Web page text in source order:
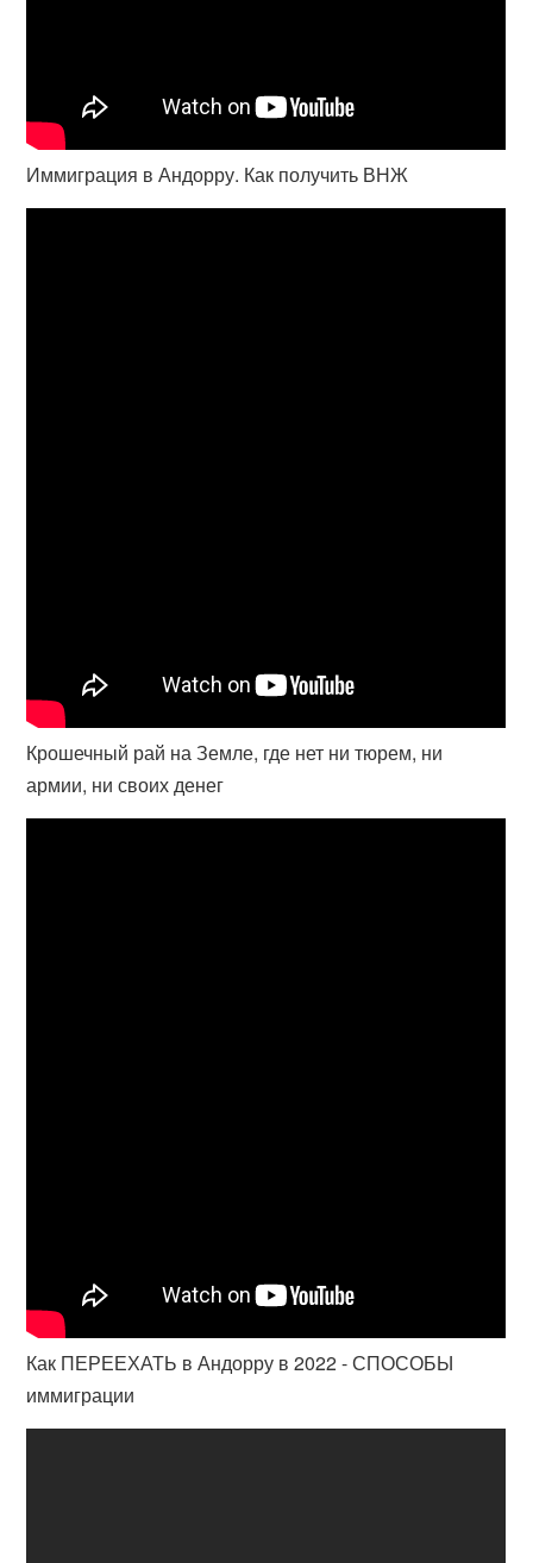
Иммиграция в Андорру. Как получить ВНЖ
Крошечный рай на Земле, где нет ни тюрем, ни
армии, ни своих денег
Как ПЕРЕЕХАТЬ в Андорру в 2022 - СПОСОБЫ
иммиграции